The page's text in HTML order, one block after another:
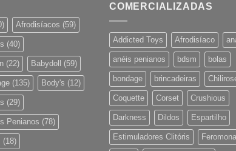
Afrodisíacos (59)
(40)
(22) Babydoll (59)
(135) Body's (12)
(29)
Penianos (78)
(18)
COMERCIALIZADAS
Addicted Toys Afrodisíaco
anéis penianos bdsm bolas
bondage brincadeiras
Coquette Corset Crushious
Darkness Dildos Espartilho
Estimuladores Clitóris